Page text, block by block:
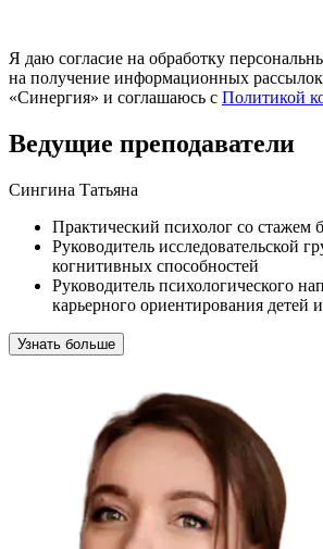
Я даю согласие на обработку
на получение информационных рассылок
«Синергия» и соглашаюсь c Политикой
Ведущие преподаватели
Сингина Татьяна
Практический психолог со стажем
Руководитель исследовательской
когнитивных способностей
Руководитель психологического
карьерного ориентирования детей
Узнать больше